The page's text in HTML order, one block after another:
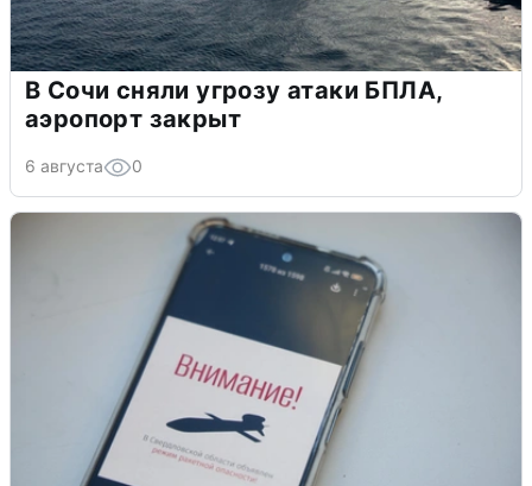
В Сочи сняли угрозу атаки БПЛА,
аэропорт закрыт
6 августа 0